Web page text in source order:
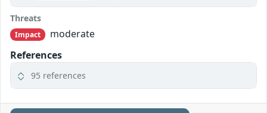
Threats
Impact
moderate
References
95 references